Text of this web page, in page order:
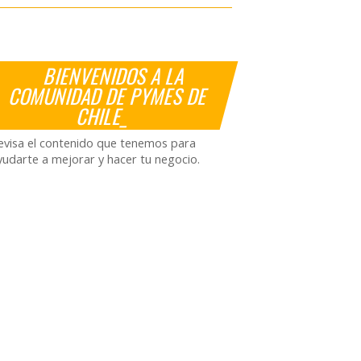
BIENVENIDOS A LA
COMUNIDAD DE PYMES DE
CHILE_
el contenido que tenemos para
a mejorar y hacer tu negocio.